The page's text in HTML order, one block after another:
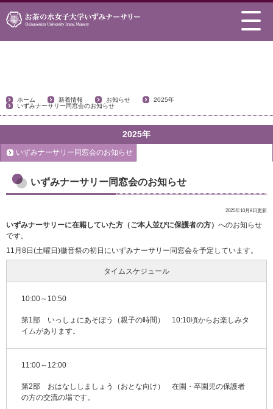
お知らせ
ホーム 新着情報 お知らせ
2025年
いずみナーサリー同窓会のお知らせ
2025年
いずみナーサリー同窓会のお知らせ
いずみナーサリー同窓会のお知らせ
2025年10月8日更新
いずみナーサリーに在籍していた方（ご本人並びに保護者の方） へのお知らせ
です。
11月8日(土曜日)徽音祭の初日にいずみナーサリー同窓会を予定しています。
タイムスケジュール
10:00～10:50
第1部 いっしょにあそぼう（親子の時間） 10:10頃からお楽しみタ
イムがあります。
11:00～12:00
第2部 おはなししましょう（おとな向け） 在園・卒園児の保護者
の方の交流の場です。